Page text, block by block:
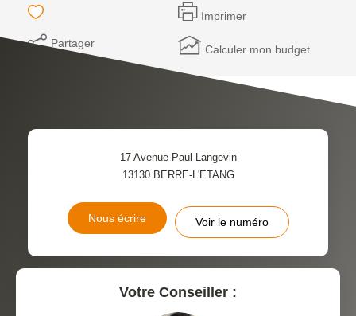
Imprimer
Partager Calculer mon budget
17 Avenue Paul Langevin
13130 BERRE-L'ETANG
Nous écrire Voir le numéro
Votre Conseiller :